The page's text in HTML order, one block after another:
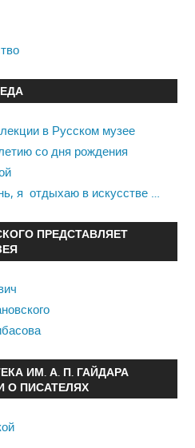
в Русском музее
со дня рождения
я отдыхаю в искусстве …
ПРЕДСТАВЛЯЕТ
ИМ. А. П. ГАЙДАРА
О ПИСАТЕЛЯХ